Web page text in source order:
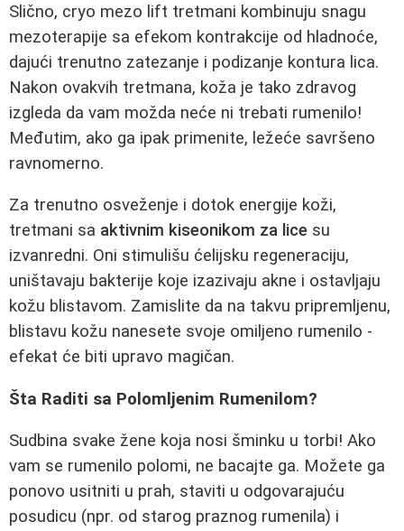
Slično, cryo mezo lift tretmani kombinuju snagu
mezoterapije sa efekom kontrakcije od hladnoće,
dajući trenutno zatezanje i podizanje kontura lica.
Nakon ovakvih tretmana, koža je tako zdravog
izgleda da vam možda neće ni trebati rumenilo!
Međutim, ako ga ipak primenite, ležeće savršeno
ravnomerno.
Za trenutno osveženje i dotok energije koži,
tretmani sa aktivnim kiseonikom za lice su
izvanredni. Oni stimulišu ćelijsku regeneraciju,
uništavaju bakterije koje izazivaju akne i ostavljaju
kožu blistavom. Zamislite da na takvu pripremljenu,
blistavu kožu nanesete svoje omiljeno rumenilo -
efekat će biti upravo magičan.
Šta Raditi sa Polomljenim Rumenilom?
Sudbina svake žene koja nosi šminku u torbi! Ako
vam se rumenilo polomi, ne bacajte ga. Možete ga
ponovo usitniti u prah, staviti u odgovarajuću
posudicu (npr. od starog praznog rumenila) i